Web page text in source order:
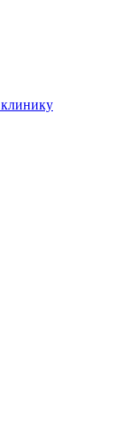
клинику